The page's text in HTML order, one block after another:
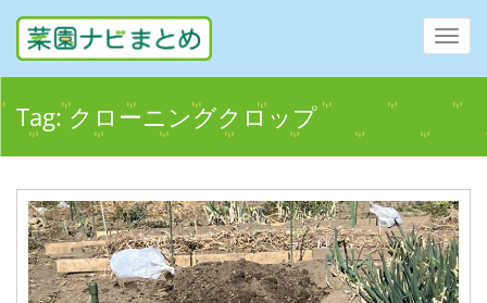
Tag:クローニングクロップ